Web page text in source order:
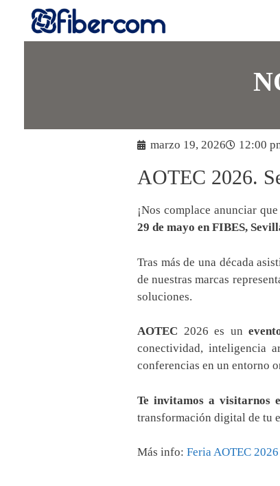
marzo 19, 2026 12:00
AOTEC 2026.
¡Nos complace anunciar
29 de mayo en FIBES,
Tras más de una década
de nuestras marcas
soluciones.
AOTEC 2026 es un
conectividad, inteligencia
conferencias en un entorno
Te invitamos a visitarnos
transformación digital de tu
Más info:Feria AOTEC 2026